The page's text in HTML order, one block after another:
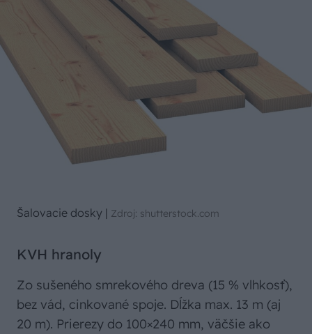
Šalovacie dosky | Zdroj: shutterstock.com
KVH hranoly
Zo sušeného smrekového dreva (15 % vlhkosť),
bez vád, cinkované spoje. Dĺžka max. 13 m (aj
20 m). Prierezy do 100×240 mm, väčšie ako